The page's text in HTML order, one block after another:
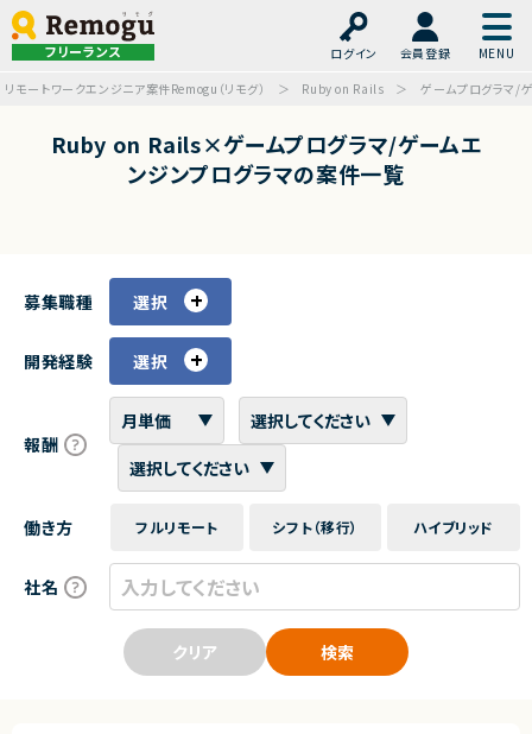
フリーランス ログイン
会員登録
リモートワークエンジニア案件Remogu（リモグ）
Ruby on Rails ゲームプログラマ/
Ruby on Rails×ゲームプログラマ/ゲームエ
ンジンプログラマの案件一覧
募集職種 選択
開発経験 選択
報酬
働き方 フルリモート シフト（移行） ハイブリッド
社名
クリア 検索